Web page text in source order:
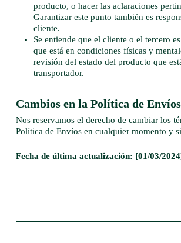
producto, o hacer las aclaraciones
Garantizar este punto también es
cliente.
Se entiende que el cliente o el tercero
que está en condiciones físicas y
revisión del estado del producto que
transportador.
Cambios en la Política de
Nos reservamos el derecho de cambiar los
Política de Envíos en cualquier momento y
Fecha de última actualización: [01/03/